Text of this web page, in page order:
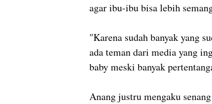
agar ibu-ibu bisa lebih
"Karena sudah banyak yang
ada teman dari media yang
baby meski banyak
Anang justru mengaku